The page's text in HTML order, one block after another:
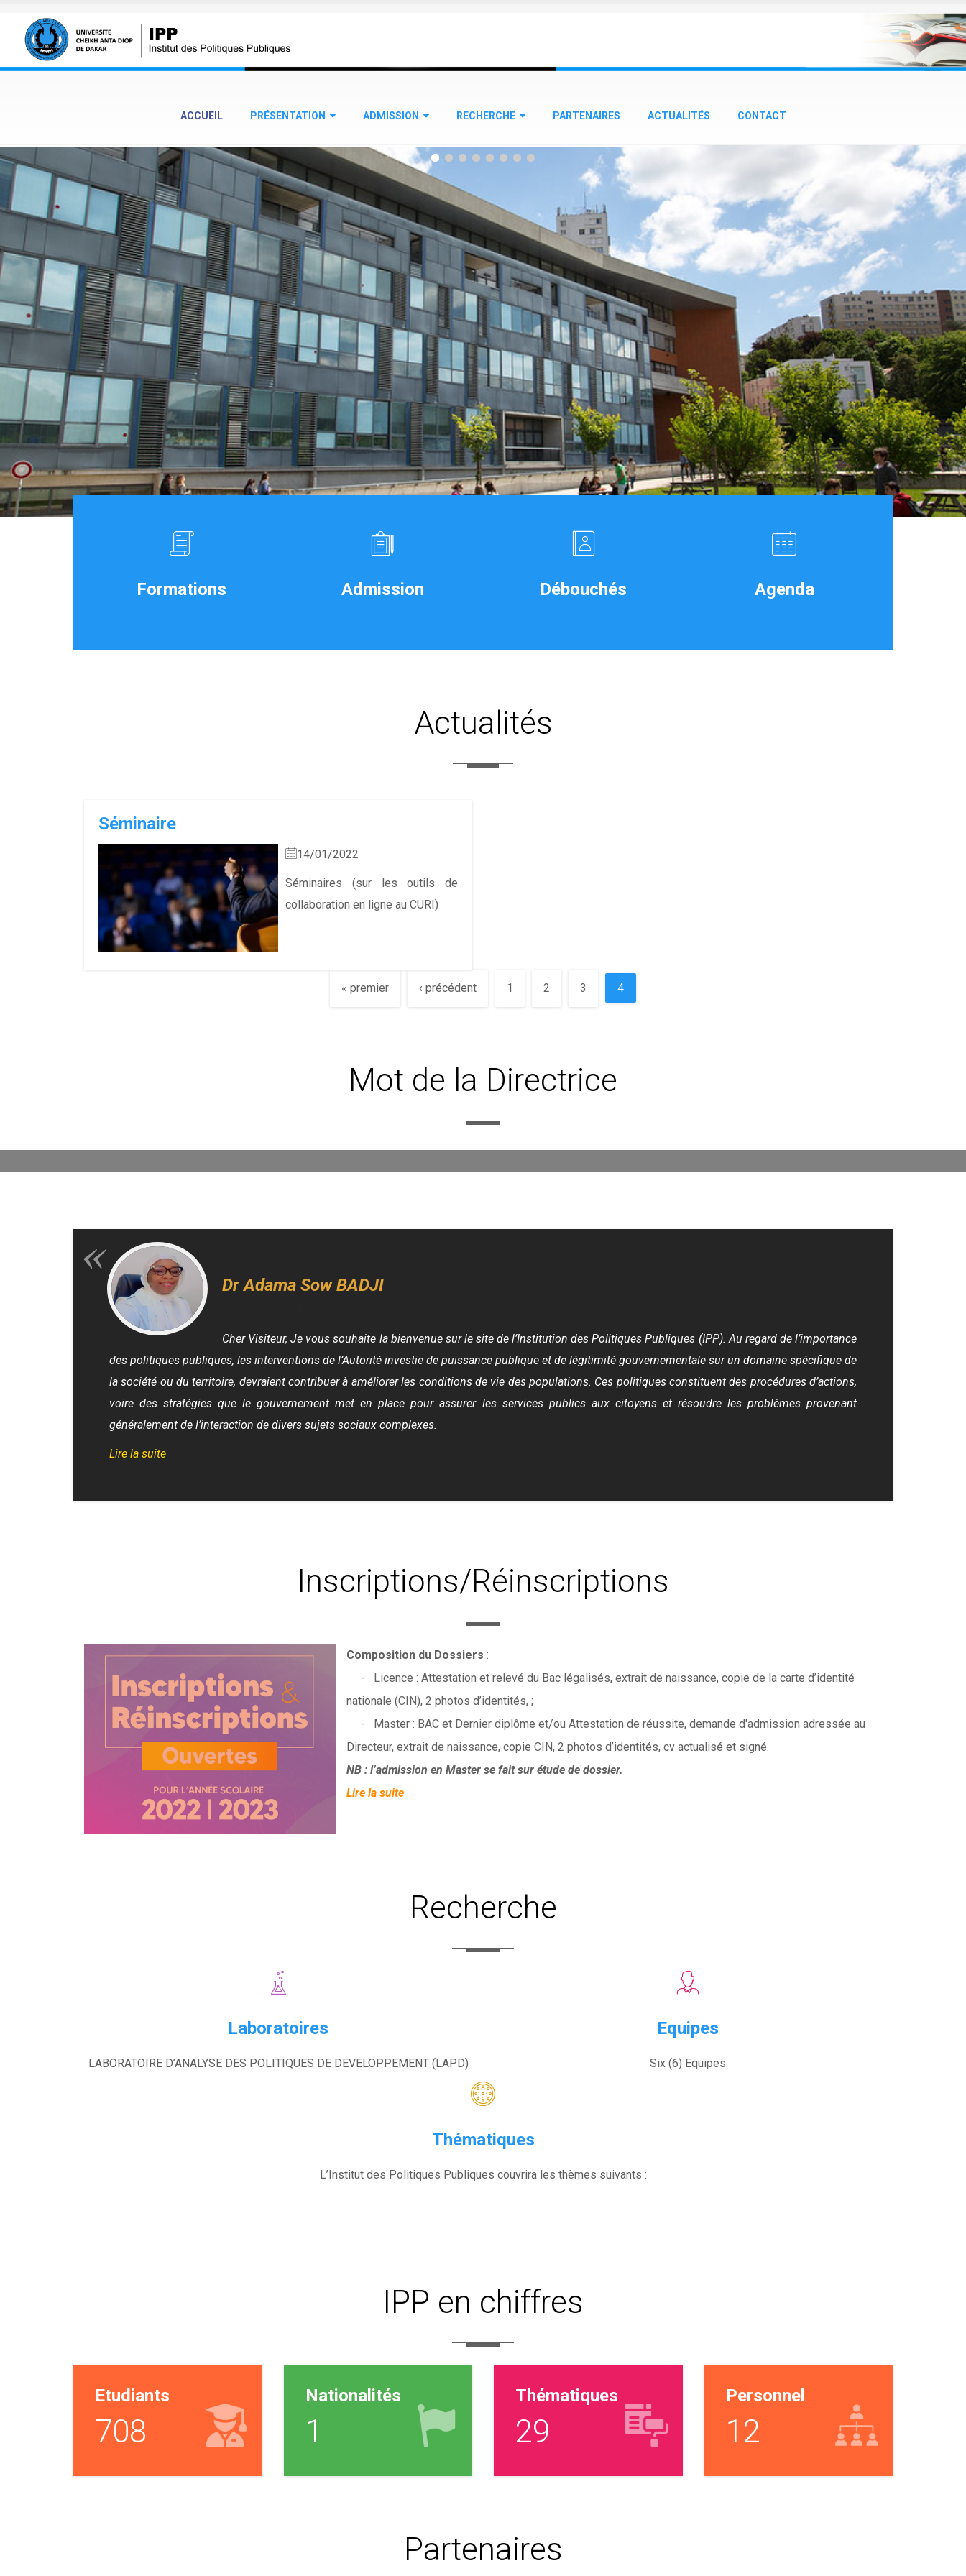
ACCUEIL PRÉSENTATION ADMISSION RECHERCHE PARTENAIRES ACTUALITÉS CONTACT
Formations Admission Débouchés Agenda
Actualités
Séminaire
14/01/2022
Séminaires (sur les outils de
collaboration en ligne au CURI)
Pages
« premier ‹ précédent 1 2 3 4
Mot de la Directrice
Dr Adama Sow BADJI
Cher Visiteur, Je vous souhaite la bienvenue sur le site de l’Institution des Politiques Publiques (IPP). Au regard de l’importance
des politiques publiques, les interventions de l’Autorité investie de puissance publique et de légitimité gouvernementale sur un domaine spécifique de
la société ou du territoire, devraient contribuer à améliorer les conditions de vie des populations. Ces politiques constituent des procédures d’actions,
voire des stratégies que le gouvernement met en place pour assurer les services publics aux citoyens et résoudre les problèmes provenant
généralement de l’interaction de divers sujets sociaux complexes.
Lire la suite
Inscriptions/Réinscriptions
Composition du Dossiers :
- Licence : Attestation et relevé du Bac légalisés, extrait de naissance, copie de la carte d’identité
nationale (CIN), 2 photos d’identités, ;
- Master : BAC et Dernier diplôme et/ou Attestation de réussite, demande d'admission adressée au
Directeur, extrait de naissance, copie CIN, 2 photos d’identités, cv actualisé et signé.
NB : l’admission en Master se fait sur étude de dossier.
Lire la suite
Recherche
Laboratoires
LABORATOIRE D’ANALYSE DES POLITIQUES DE DEVELOPPEMENT (LAPD)
Equipes
Six (6) Equipes
Thématiques
L’Institut des Politiques Publiques couvrira les thèmes suivants :
IPP en chiffres
Etudiants
800
Nationalités
0
Thématiques
31
Personnel
12
Partenaires